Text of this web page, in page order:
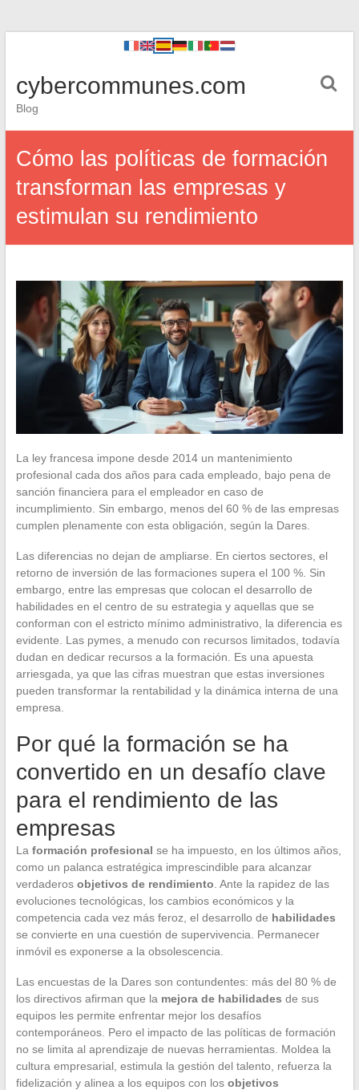
cybercommunes.com
Blog
Cómo las políticas de formación
transforman las empresas y
estimulan su rendimiento
La ley francesa impone desde 2014 un mantenimiento
profesional cada dos años para cada empleado, bajo pena de
sanción financiera para el empleador en caso de
incumplimiento. Sin embargo, menos del 60 % de las empresas
cumplen plenamente con esta obligación, según la Dares.
Las diferencias no dejan de ampliarse. En ciertos sectores, el
retorno de inversión de las formaciones supera el 100 %. Sin
embargo, entre las empresas que colocan el desarrollo de
habilidades en el centro de su estrategia y aquellas que se
conforman con el estricto mínimo administrativo, la diferencia es
evidente. Las pymes, a menudo con recursos limitados, todavía
dudan en dedicar recursos a la formación. Es una apuesta
arriesgada, ya que las cifras muestran que estas inversiones
pueden transformar la rentabilidad y la dinámica interna de una
empresa.
Por qué la formación se ha
convertido en un desafío clave
para el rendimiento de las
empresas
La formación profesional se ha impuesto, en los últimos años,
como un palanca estratégica imprescindible para alcanzar
verdaderos objetivos de rendimiento . Ante la rapidez de las
evoluciones tecnológicas, los cambios económicos y la
competencia cada vez más feroz, el desarrollo de habilidades
se convierte en una cuestión de supervivencia. Permanecer
inmóvil es exponerse a la obsolescencia.
Las encuestas de la Dares son contundentes: más del 80 % de
los directivos afirman que la mejora de habilidades de sus
equipos les permite enfrentar mejor los desafíos
contemporáneos. Pero el impacto de las políticas de formación
no se limita al aprendizaje de nuevas herramientas. Moldea la
cultura empresarial, estimula la gestión del talento, refuerza la
fidelización y alinea a los equipos con los objetivos